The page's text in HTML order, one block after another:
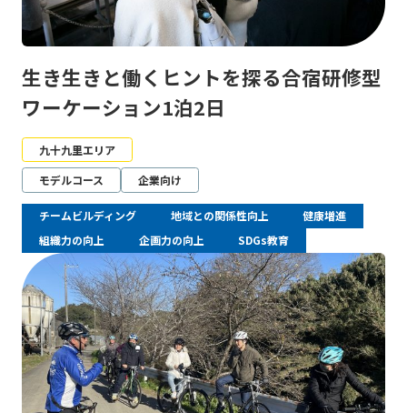
生き生きと働くヒントを探る合宿研修型
ワーケーション1泊2日
九十九里エリア
モデルコース
企業向け
チームビルディング 地域との関係性向上
健康増進
組織力の向上
企画力の向上 SDGs教育